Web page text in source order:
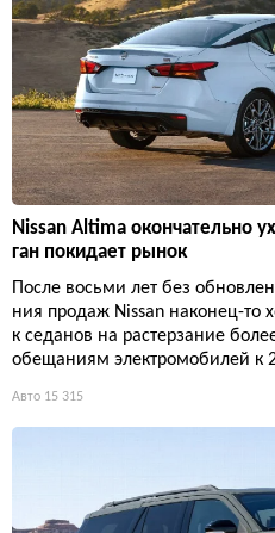
Nissan Altima окончательно
ган покидает рынок
После восьми лет без
ния продаж Nissan наконец-то
к седанов на растерзание
обещаниям электромобилей к
Авто 15 315